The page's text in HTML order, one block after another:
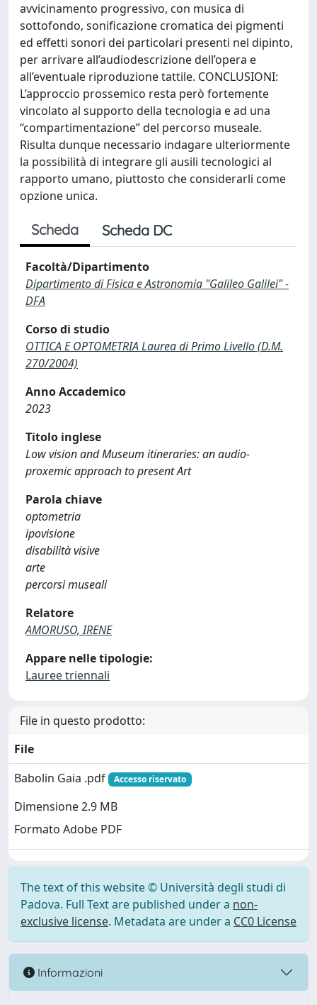
avvicinamento progressivo, con musica di
sottofondo, sonificazione cromatica dei pigmenti
ed effetti sonori dei particolari presenti nel dipinto,
per arrivare all’audiodescrizione dell’opera e
all’eventuale riproduzione tattile. CONCLUSIONI:
L’approccio prossemico resta però fortemente
vincolato al supporto della tecnologia e ad una
“compartimentazione” del percorso museale.
Risulta dunque necessario indagare ulteriormente
la possibilità di integrare gli ausili tecnologici al
rapporto umano, piuttosto che considerarli come
opzione unica.
Scheda Scheda DC
Facoltà/Dipartimento
Dipartimento di Fisica e Astronomia "Galileo Galilei" -
DFA
Corso di studio
OTTICA E OPTOMETRIA Laurea di Primo Livello (D.M.
270/2004)
Anno Accademico
2023
Titolo inglese
Low vision and Museum itineraries: an audio-
proxemic approach to present Art
Parola chiave
optometria
ipovisione
disabilità visive
arte
percorsi museali
Relatore
AMORUSO, IRENE
Appare nelle tipologie:
Lauree triennali
File in questo prodotto:
File
Babolin Gaia .pdf
Accesso riservato
Dimensione 2.9 MB
Formato Adobe PDF
The text of this website © Università degli studi di
Padova. Full Text are published under a non-
exclusive license. Metadata are under a CC0 License
Informazioni